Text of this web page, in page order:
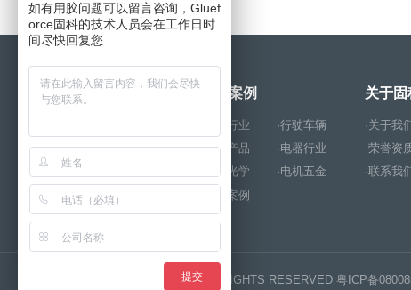
产品中心
·环氧树脂胶
·结构胶
·PUR热熔胶
·UV胶
·瞬干胶
成功案例
·玩具行业
·行驶车辆
·电子产品
·电器行业
·照明光学
·电机五金
·其他案例
关于固
·关于我
·荣誉资
·联系我
版权所有 COPYRIGHT © 2023 ALL RIGHTS RESERVED粤ICP备
如有用胶问题可以留言咨询，Gluef
orce固科的技术人员会在工作日时
间尽快回复您
提交